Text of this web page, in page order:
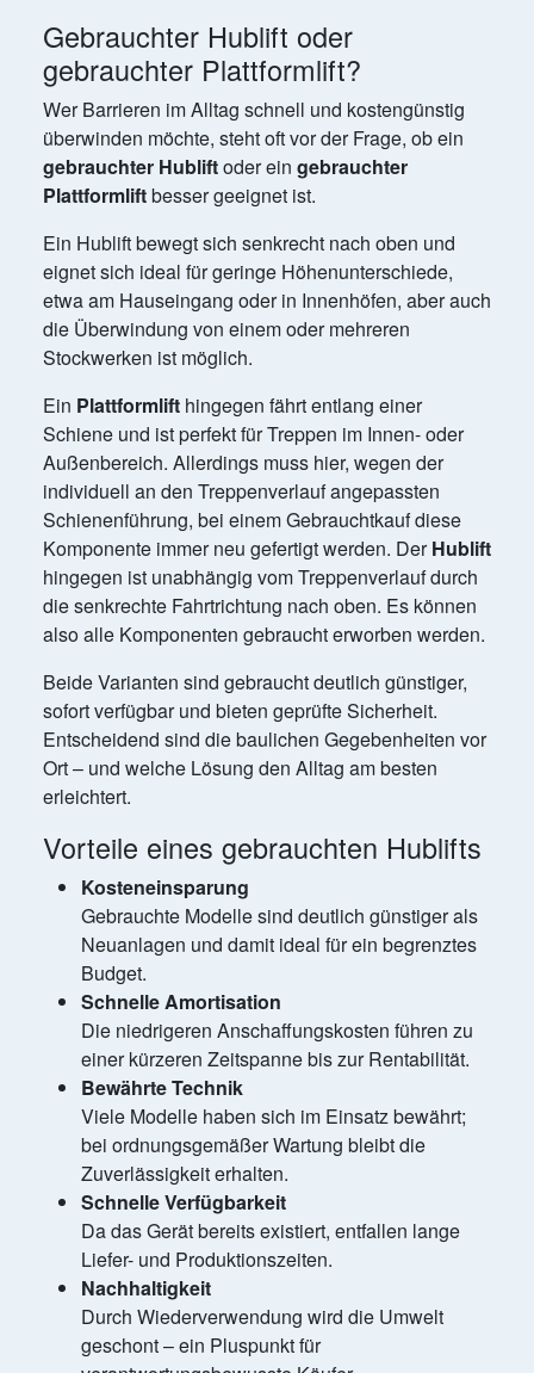
Gebrauchter Hublift oder
gebrauchter Plattformlift?
Wer Barrieren im Alltag schnell und kostengünstig
überwinden möchte, steht oft vor der Frage, ob ein
gebrauchter Hubliftoder ein gebrauchter
Plattformliftbesser geeignet ist.
Ein Hublift bewegt sich senkrecht nach oben und
eignet sich ideal für geringe Höhenunterschiede,
etwa am Hauseingang oder in Innenhöfen, aber auch
die Überwindung von einem oder mehreren
Stockwerken ist möglich.
Ein Plattformlift hingegen fährt entlang einer
Schiene und ist perfekt für Treppen im Innen- oder
Außenbereich. Allerdings muss hier, wegen der
individuell an den Treppenverlauf angepassten
Schienenführung, bei einem Gebrauchtkauf diese
Komponente immer neu gefertigt werden. DerHublift
hingegen ist unabhängig vom Treppenverlauf durch
die senkrechte Fahrtrichtung nach oben. Es können
also alle Komponenten gebraucht erworben werden.
Beide Varianten sind gebraucht deutlich günstiger,
sofort verfügbar und bieten geprüfte Sicherheit.
Entscheidend sind die baulichen Gegebenheiten vor
Ort – und welche Lösung den Alltag am besten
erleichtert.
Vorteile eines gebrauchten Hublifts
Kosteneinsparung
Gebrauchte Modelle sind deutlich günstiger als
Neuanlagen und damit ideal für ein begrenztes
Budget.
Schnelle Amortisation
Die niedrigeren Anschaffungskosten führen zu
einer kürzeren Zeitspanne bis zur Rentabilität.
Bewährte Technik
Viele Modelle haben sich im Einsatz bewährt;
bei ordnungsgemäßer Wartung bleibt die
Zuverlässigkeit erhalten.
Schnelle Verfügbarkeit
Da das Gerät bereits existiert, entfallen lange
Liefer- und Produktionszeiten.
Nachhaltigkeit
Durch Wiederverwendung wird die Umwelt
geschont – ein Pluspunkt für